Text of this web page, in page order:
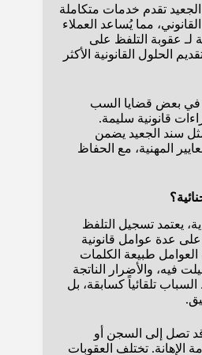
تقدم خدمات متكاملة
مما يُساعد العملاء
لـ عقوبة التلفظ على
الحلول القانونية الأكثر
في بعض قضايا السب
قانونية سليمة.
سند الجعيد يضمن
المهنية، مع الحفاظ
يعتمد تسجيل التلفظ
عدة عوامل قانونية
طبيعة الكلمات
فيه، والأضرار الناتجة
السباب تلقائياً كسابقة، بل
تصل إلى السجن أو
الإهانة. تختلف العقوبات